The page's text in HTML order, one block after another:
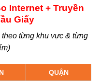
Internet + Truyền
Giấy
từng khu vực & từng
QUẬN